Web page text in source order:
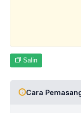
Salin
Cara